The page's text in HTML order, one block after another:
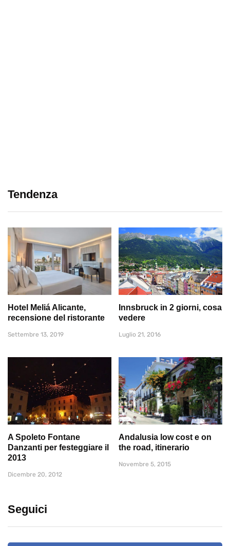
Tendenza
Hotel Meliá Alicante,
recensione del ristorante
Settembre 13, 2019
Innsbruck in 2 giorni, cosa
vedere
Luglio 21, 2016
A Spoleto Fontane
Danzanti per festeggiare il
2013
Dicembre 20, 2012
Andalusia low cost e on
the road, itinerario
Novembre 5, 2015
Seguici